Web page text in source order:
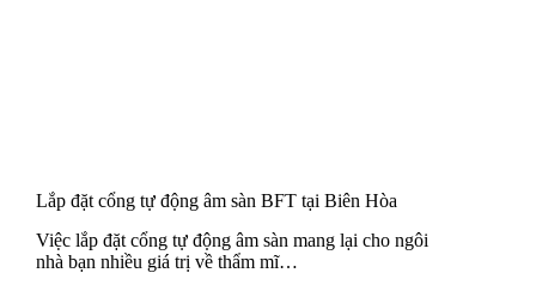
Lắp đặt cổng tự động âm sàn BFT tại Biên Hòa
Việc lắp đặt cổng tự động âm sàn mang lại cho ngôi
nhà bạn nhiều giá trị về thẩm mĩ…